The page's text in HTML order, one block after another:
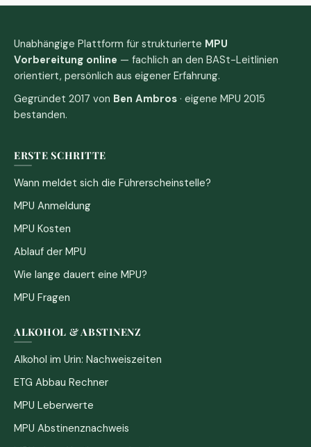
Unabhängige Plattform für strukturierte MPU
Vorbereitung online — fachlich an den BASt-Leitlinien
orientiert, persönlich aus eigener Erfahrung.
Gegründet 2017 von Ben Ambros · eigene MPU 2015
bestanden.
ERSTE SCHRITTE
Wann meldet sich die Führerscheinstelle?
MPU Anmeldung
MPU Kosten
Ablauf der MPU
Wie lange dauert eine MPU?
MPU Fragen
ALKOHOL & ABSTINENZ
Alkohol im Urin: Nachweiszeiten
ETG Abbau Rechner
MPU Leberwerte
MPU Abstinenznachweis